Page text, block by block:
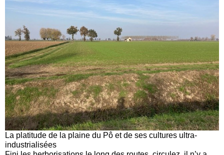
La platitude de la plaine du Pô et de ses cultures ultra-
industrialisées